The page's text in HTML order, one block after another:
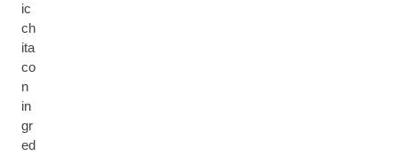
ic
ch
ita
co
n
in
gr
ed